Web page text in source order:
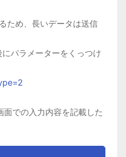
ため、長いデータは送信
パラメーターをくっつけ
での入力内容を記載した